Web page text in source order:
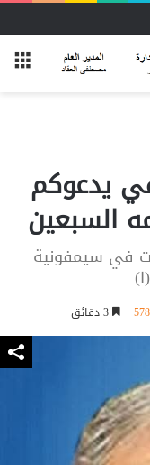
يدعوكم
السبعين
في سيمفونية
578